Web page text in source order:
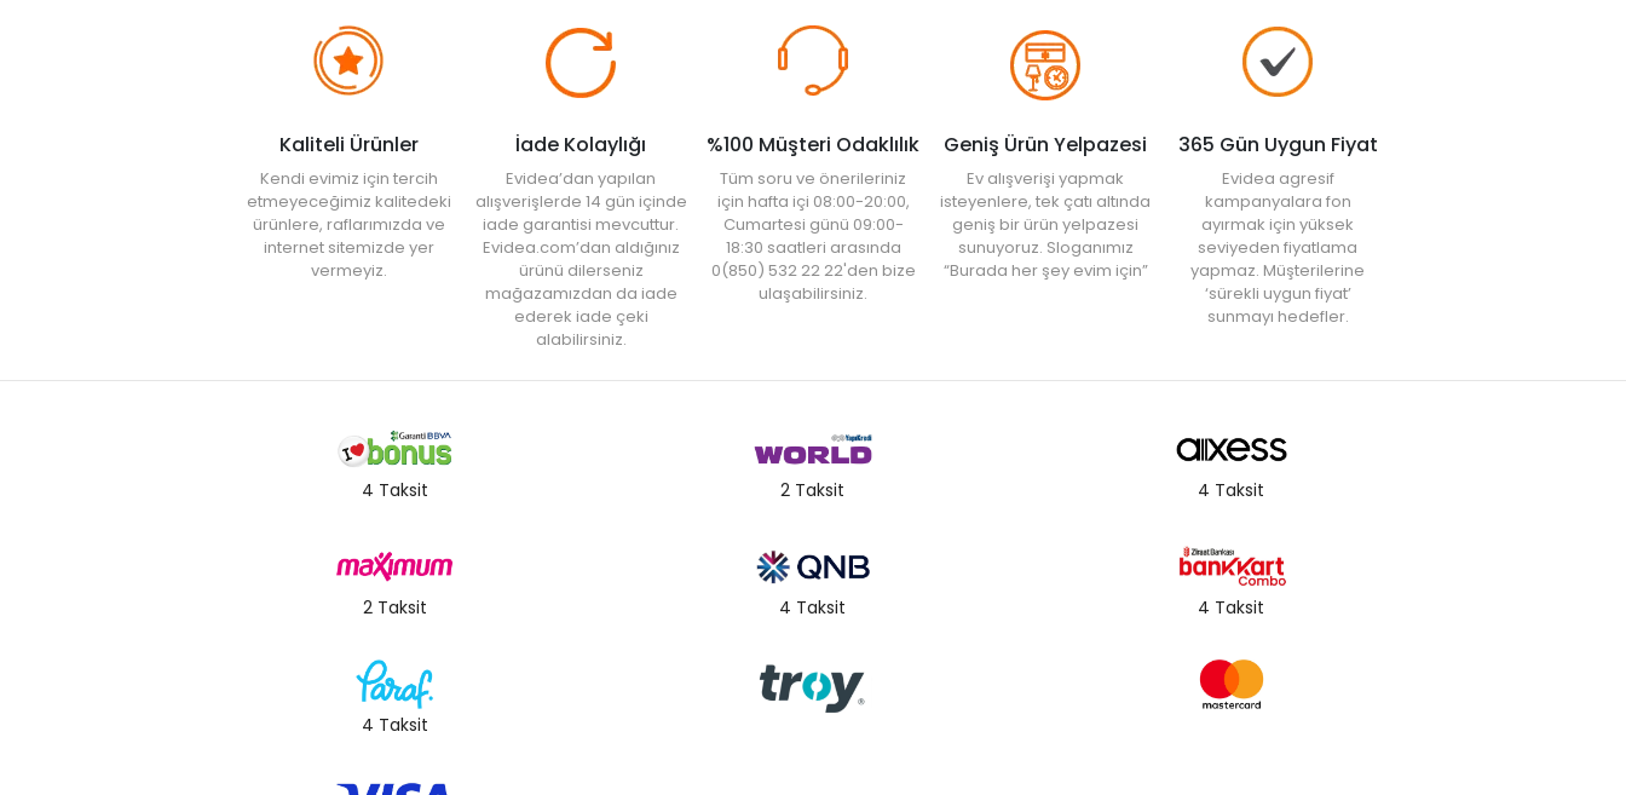
Kaliteli Ürünler
Kendi evimiz için tercih
etmeyeceğimiz kalitedeki
ürünlere, raflarımızda ve
internet sitemizde yer
vermeyiz.
İade Kolaylığı
Evidea’dan yapılan
alışverişlerde 14 gün içinde
iade garantisi mevcuttur.
Evidea.com’dan aldığınız
ürünü dilerseniz
mağazamızdan da iade
ederek iade çeki
alabilirsiniz.
%100 Müşteri Odaklılık
Tüm soru ve önerileriniz
için hafta içi 08:00-20:00,
Cumartesi günü 09:00-
18:30 saatleri arasında
0(850) 532 22 22'den bize
ulaşabilirsiniz.
Geniş Ürün Yelpazesi
Ev alışverişi yapmak
isteyenlere, tek çatı altında
geniş bir ürün yelpazesi
sunuyoruz. Sloganımız
“Burada her şey evim için”
365 Gün Uygun Fiyat
Evidea agresif
kampanyalara fon
ayırmak için yüksek
seviyeden fiyatlama
yapmaz. Müşterilerine
‘sürekli uygun fiyat’
sunmayı hedefler.
4 Taksit 2 Taksit 4 Taksit
2 Taksit 4 Taksit 4 Taksit
4 Taksit